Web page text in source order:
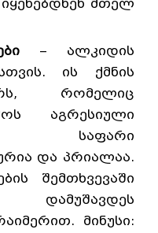
მთელ
– ალკიდის
ის ქმნის
რომელიც
აგრესიული
საფარი
და პრიალაა.
შემთხვევაში
დამუშავდეს
მინუსი: